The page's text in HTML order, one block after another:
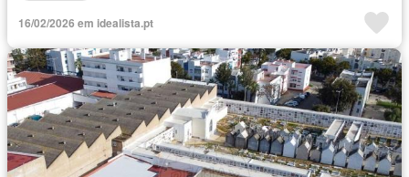
16/02/2026 em idealista.pt